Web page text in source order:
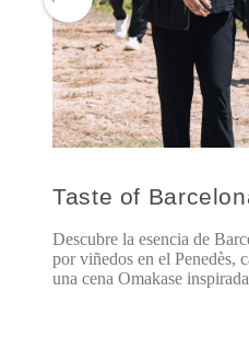
Taste of
Descubre la esencia de
por viñedos en el Penedès,
una cena Omakase